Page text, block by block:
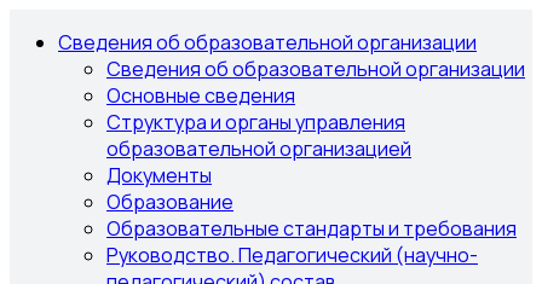
Сведения об образовательной организации
Сведения об образовательной организации
Основные сведения
Структура и органы управления
образовательной организацией
Документы
Образование
Образовательные стандарты и требования
Руководство. Педагогический (научно-